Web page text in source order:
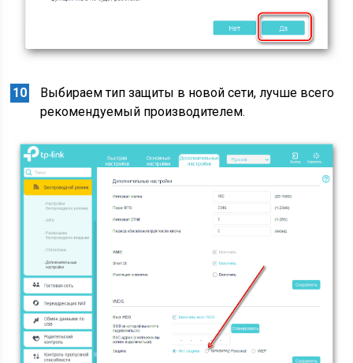
Выбираем тип защиты в новой сети, лучше всего
рекомендуемый производителем.